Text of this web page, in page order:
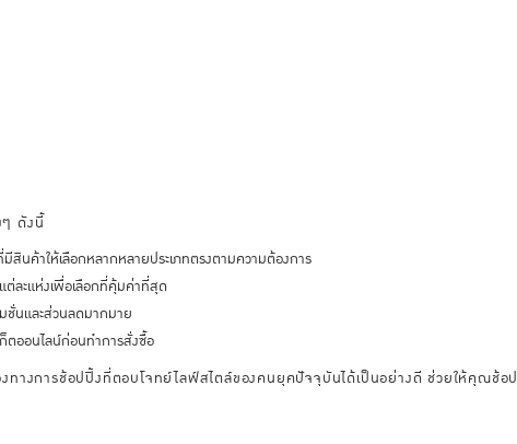
ๆ ดังนี้
มีสินค้าให้เลือกหลากหลายประเภทตรงตามความต้องการ
ต่ละแห่งเพื่อเลือกที่คุ้มค่าที่สุด
มชั่นและส่วนลดมากมาย
ตออนไลน์ก่อนทำการสั่งซื้อ
งทางการช้อปปิ้งที่ตอบโจทย์ไลฟ์สไตล์ของคนยุคปัจจุบันได้เป็นอย่างดี ช่วยให้คุณช้อ